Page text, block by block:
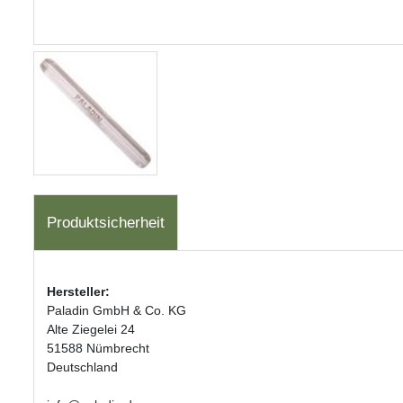
Produktsicherheit
Hersteller:
Paladin GmbH & Co. KG
Alte Ziegelei 24
51588 Nümbrecht
Deutschland